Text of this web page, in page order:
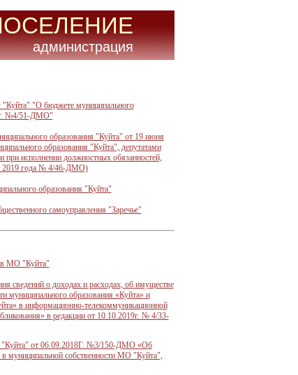
администрация
"О бюджете муниципального
№4/51-ДМО"
образования "Куйта" от 19 июня
образования "Куйта", депутатами
при исполнении должностных обязанностей,
2019 года № 4/46-ДМО)
образования "Куйта"
самоуправления "Заречье"
МО "Куйта"
сведений о доходах и расходах, об имуществе
муниципального образования «Куйта» и
в информационно-телекоммуникационной
в редакции от 10.10.2019г. № 4/33-
от 06.09.2018Г. №3/150-ДМО «Об
муниципальной собственности МО "Куйта",